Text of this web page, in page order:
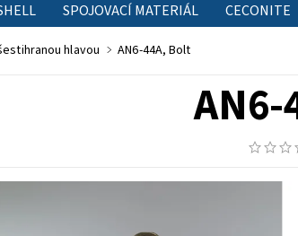
SPOJOVACÍ MATERIÁL CECONITE
PODMÍNKY OCHRANY OSOBNÍCH
hlavou AN6-44A, Bolt
AN6-